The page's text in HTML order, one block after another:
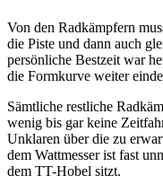
Von den Radkämpfern
die Piste und dann auch
persönliche Bestzeit war
die Formkurve weiter
Sämtliche restliche
wenig bis gar keine
Unklaren über die zu
dem Wattmesser ist fast
dem TT-Hobel sitzt.